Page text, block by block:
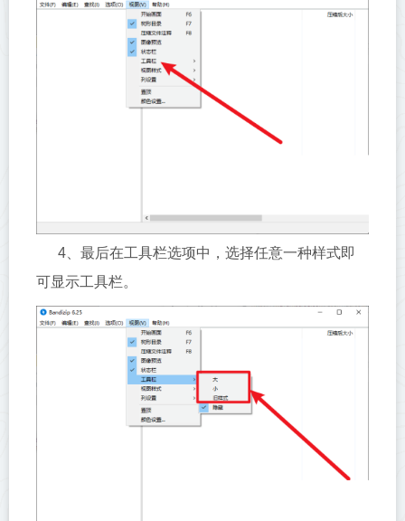
4、最后在工具栏选项中，选择任意一种样式即
可显示工具栏。